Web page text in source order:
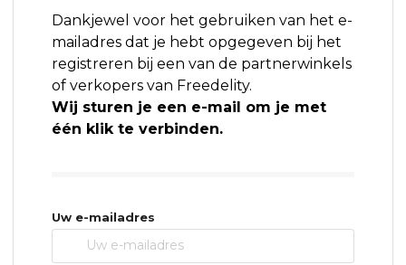
Dankjewel voor het gebruiken van het e-
mailadres dat je hebt opgegeven bij het
registreren bij een van de partnerwinkels
of verkopers van Freedelity.
Wij sturen je een e-mail om je met
één klik te verbinden.
Uw e-mailadres